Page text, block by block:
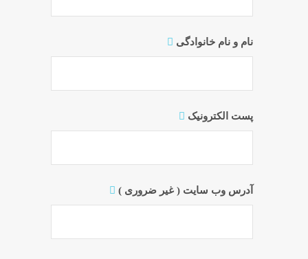
نام و نام خانوادگی
پست الکترونیک
آدرس وب سایت ( غیر ضروری )